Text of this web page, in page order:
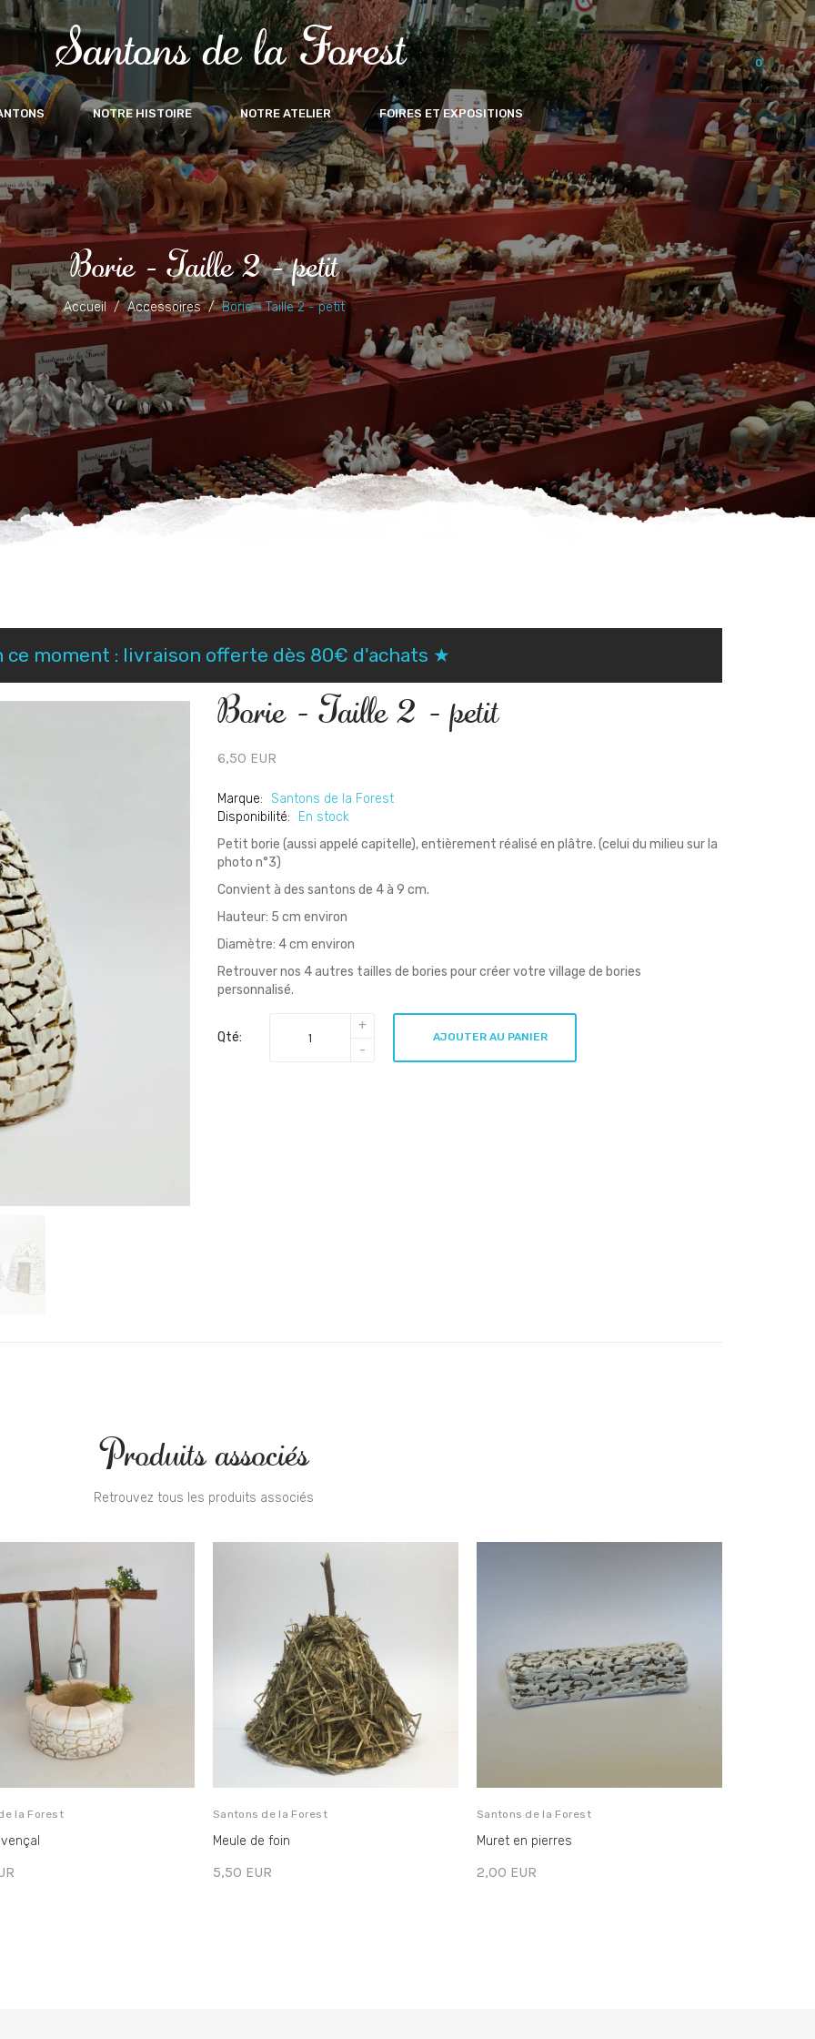
Santons de la Forest 0
NOTRE HISTOIRE NOTRE ATELIER FOIRES ET EXPOSITIONS
Borie - Taille 2 - petit
Accueil Accessoires Borie - Taille 2 - petit
ce moment : livraison offerte dès 80€ d'achats ★
Borie - Taille 2 - petit
6,50 EUR
Marque: Santons de la Forest
Disponibilité:
En stock
Petit borie (aussi appelé capitelle), entièrement réalisé en plâtre. (celui du milieu sur la
photo n°3)
Convient à des santons de 4 à 9 cm.
Hauteur: 5 cm environ
Diamètre: 4 cm environ
Retrouver nos 4 autres tailles de bories pour créer votre village de bories
personnalisé.
Qté: AJOUTER AU PANIER
Produits associés
Retrouvez tous les produits associés
la Forest Santons de la Forest
Meule de foin
5,50 EUR
Santons de la Forest
Muret en pierres
2,00 EUR